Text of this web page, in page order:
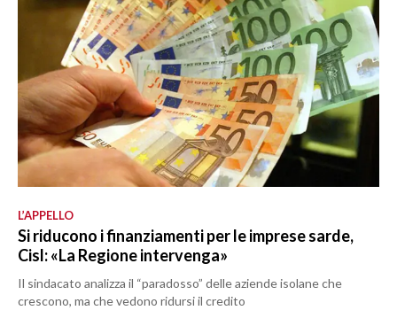
L’APPELLO
Si riducono i finanziamenti per le imprese sarde,
Cisl: «La Regione intervenga»
Il sindacato analizza il “paradosso” delle aziende isolane che
crescono, ma che vedono ridursi il credito